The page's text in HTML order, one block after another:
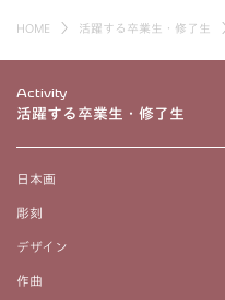
HOME 活躍する卒業生・修了生
Activity
活躍する卒業生・修了生
日本画
彫刻
デザイン
作曲